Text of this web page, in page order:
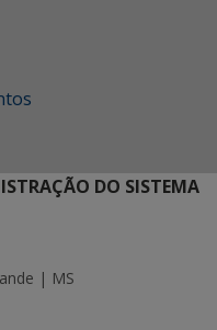
DO SISTEMA
| MS